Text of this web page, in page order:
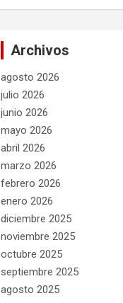
Archivos
agosto 2026
julio 2026
junio 2026
mayo 2026
abril 2026
marzo 2026
febrero 2026
enero 2026
diciembre 2025
noviembre 2025
octubre 2025
septiembre 2025
agosto 2025